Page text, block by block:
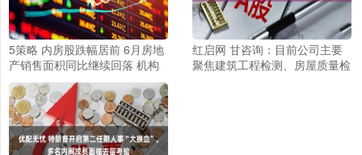
5策略 内房股跌幅居前 6月房地
产销售面积同比继续回落 机构
称地产后续政策或重在托底
红启网 甘咨询：目前公司主要
聚焦建筑工程检测、房屋质量检